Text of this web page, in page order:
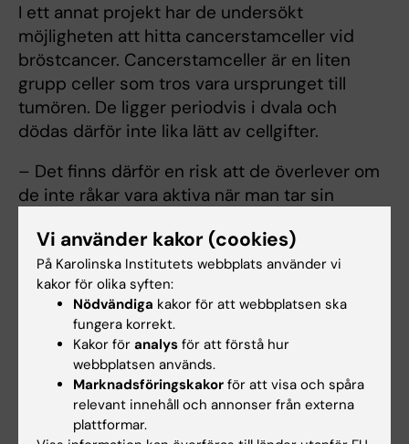
I ett annat projekt har de undersökt
möjligheten att hitta cancerstamceller vid
bröstcancer. Cancerstamceller är en liten
grupp celler som tros vara ursprunget till
tumören. De ligger periodvis i dvala och
dödas därför inte lika lätt av cellgifter.
– Det finns därför en risk att de överlever om
de inte råkar vara aktiva när man tar sin
vävnaden tvådimensionellt såsom
diagnostiken sker i dag, så kan man lätt missa
dem. Då kanske man tror att behandlingen
fungerat tills denna lilla grupp av celler vaknar
Med deras metod kan man undersöka ett helt
organ i tre dimensioner och på så vis
upptäcka cancercellerna om de finns där.
Vi använder kakor (cookies)
På Karolinska Institutets webbplats använder vi
kakor för olika syften:
Nödvändiga kakor för att webbplatsen ska
fungera korrekt.
Kakor för analys för att förstå hur
webbplatsen används.
Marknadsföringskakor för att visa och spåra
relevant innehåll och annonser från externa
plattformar.